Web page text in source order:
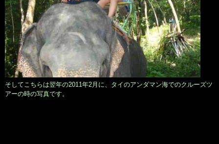
そしてこちらは翌年の2011年2月に、タイのアンダマン海でのクルーズツ
アーの時の写真です。